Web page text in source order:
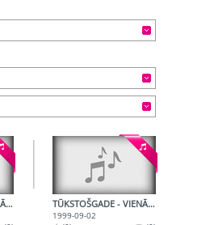
TŪKSTOŠGADE - VIENĀ GADĀ - 48. DAĻA TŪKSTOŠGADE - VIENĀ GADĀ - 49. DAĻA
1999-09-02